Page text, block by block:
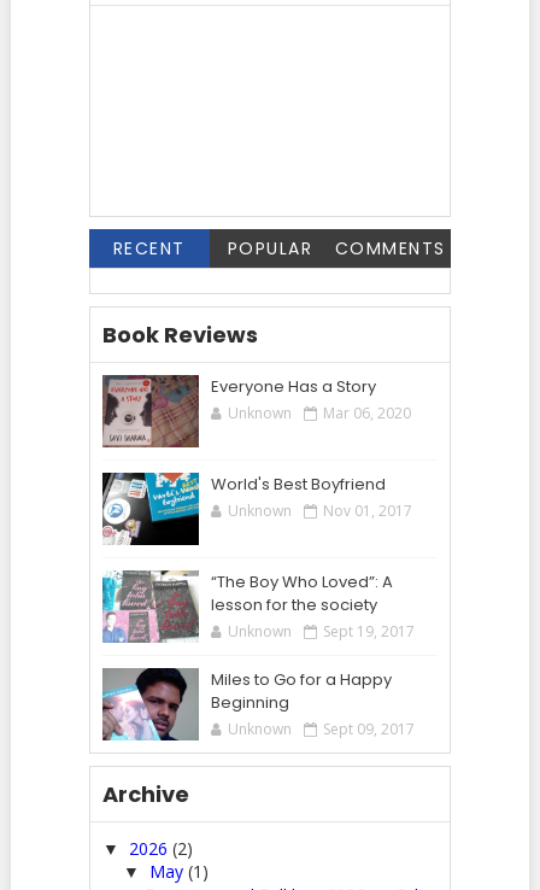
RECENT POPULAR COMMENTS
Book Reviews
Everyone Has a Story
Unknown Mar 06, 2020
World's Best Boyfriend
Unknown Nov 01, 2017
“The Boy Who Loved”: A
lesson for the society
Unknown Sept 19, 2017
Miles to Go for a Happy
Beginning
Unknown Sept 09, 2017
Archive
▼ 2026 (2)
▼ May (1)